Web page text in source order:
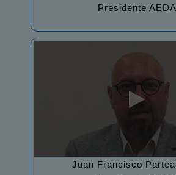
Presidente AEDA
Juan Francisco